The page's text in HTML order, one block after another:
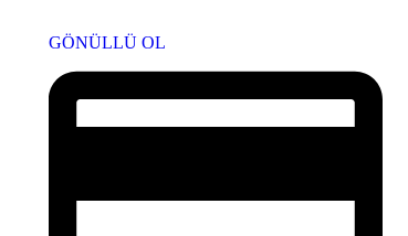
GÖNÜLLÜ OL